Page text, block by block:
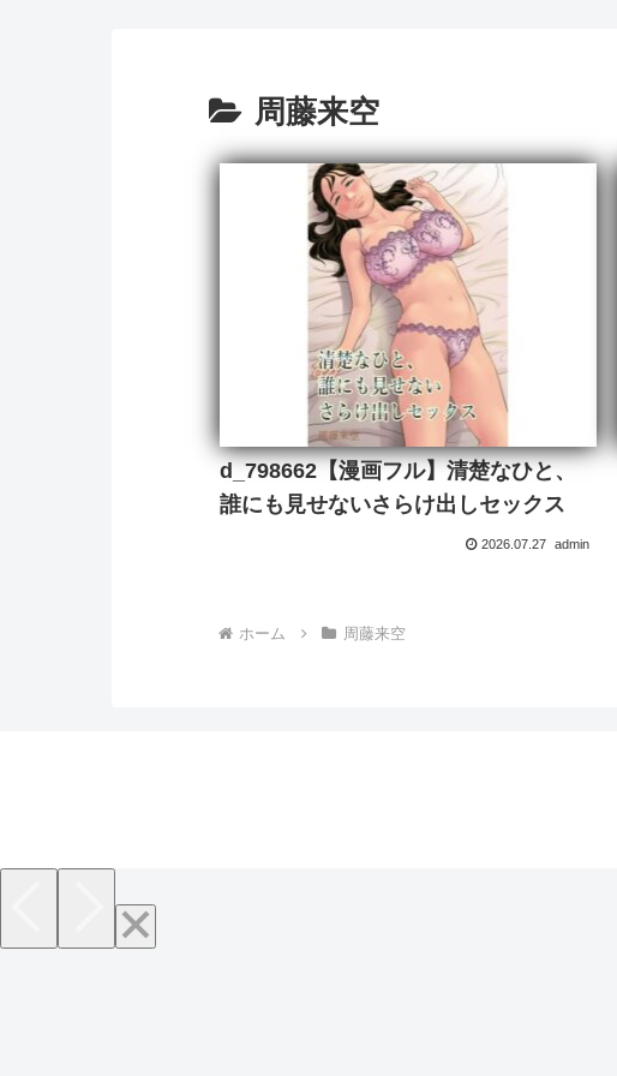
周藤来空
d_798662【漫画フル】清楚なひと、
誰にも見せないさらけ出しセックス
2026.07.27 admin
ホーム 周藤来空